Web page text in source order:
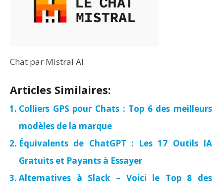
Chat par Mistral AI
Articles Similaires:
Colliers GPS pour Chats : Top 6 des meilleurs
modèles de la marque
Équivalents de ChatGPT : Les 17 Outils IA
Gratuits et Payants à Essayer
Alternatives à Slack – Voici le Top 8 des